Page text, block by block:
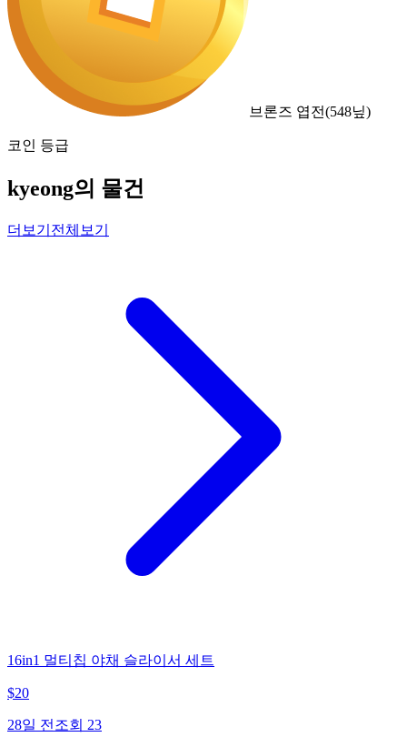
브론즈 엽전(548닢)
코인 등급
kyeong의 물건
더보기 전체보기
16in1 멀티칩 야채 슬라이서 세트
$20
28일 전 조회 23